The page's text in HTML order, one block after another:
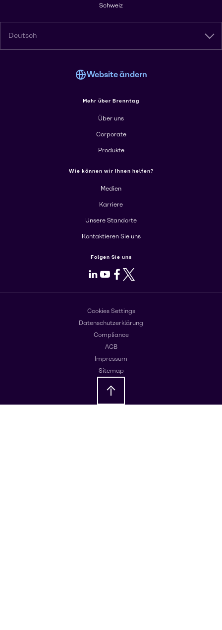
Schweiz
Deutsch
Website ändern
Mehr über Brenntag
Über uns
Corporate
Produkte
Wie können wir Ihnen helfen?
Medien
Karriere
Unsere Standorte
Kontaktieren Sie uns
Folgen Sie uns
LinkedIn
Youtube
Facebook
X
Cookies Settings
Datenschutzerklärung
Compliance
AGB
Impressum
Sitemap